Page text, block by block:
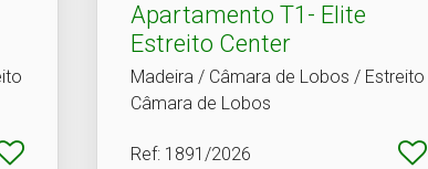
Apartamento T1- Elite
Estreito Center
Madeira / Câmara de Lobos / Estreito
Câmara de Lobos
Ref: 1891/2026